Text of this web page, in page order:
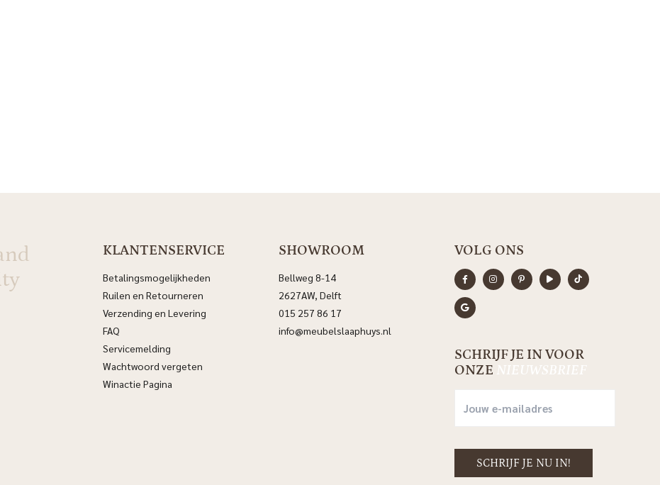
KLANTENSERVICE
Betalingsmogelijkheden
Ruilen en Retourneren
Verzending en Levering
FAQ
Servicemelding
Wachtwoord vergeten
Winactie Pagina
SHOWROOM
Bellweg 8-14
2627AW, Delft
015 257 86 17
info@meubelslaaphuys.nl
VOLG ONS
SCHRIJF JE IN VOOR
ONZE NIEUWSBRIEF